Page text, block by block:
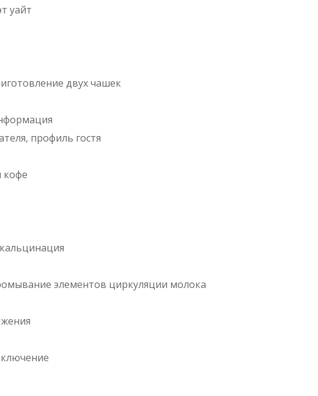
уайт
двух чашек
профиль гостя
кофе
элементов циркуляции молока